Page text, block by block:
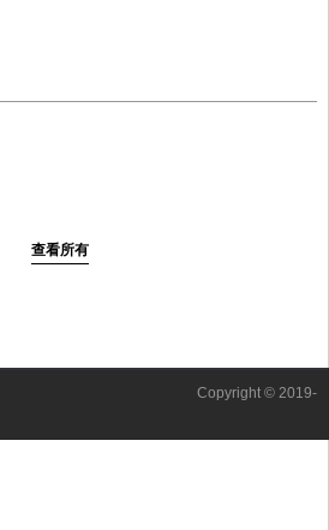
查看所有
Copyright © 2019-